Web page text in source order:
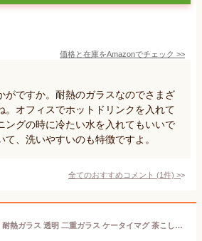
価格と在庫をAmazonでチェック >>
がですか。耐熱のガラスなのでさまざ
。オフィスでホットドリンクを入れて
ングの時に冷たい水を入れてもいいで
、洗いやすいのも特徴ですよ。
全てのおすすめコメント (1件) >
ガラスボトル 水筒 耐熱ガラス 透明 二重ガラス ケータイマグ 茶こし付き 男女兼用 贈り物 直飲み (600ml)